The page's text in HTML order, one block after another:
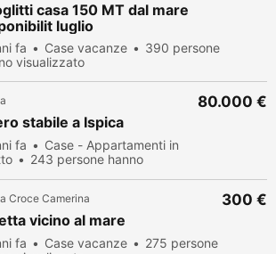
casa 150 MT dal mare
luglio
fa Case vacanze
390 persone
visualizzato
stabile a Ispica
fa
Case - Appartamenti in
243 persone hanno
80.000 €
Croce Camerina
vicino al mare
fa Case vacanze
275 persone
300 €